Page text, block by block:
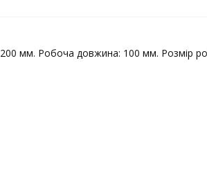
мм. Робоча довжина: 100 мм. Розмір